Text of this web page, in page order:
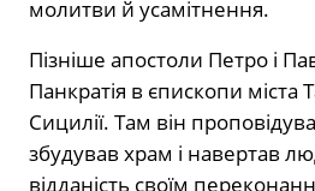
молитви й усамітнення.
Пізніше апостоли Петро і
Панкратія в єпископи міста
Сицилії. Там він
збудував храм і навертав
відданість своїм